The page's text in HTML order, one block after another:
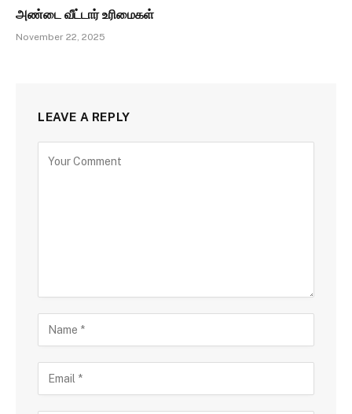
அண்டை வீட்டார் உரிமைகள்
November 22, 2025
LEAVE A REPLY